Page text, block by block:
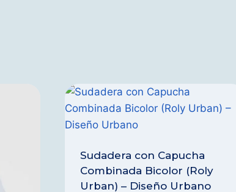
Sudadera con Capucha
Combinada Bicolor (Roly
Urban) – Diseño Urbano